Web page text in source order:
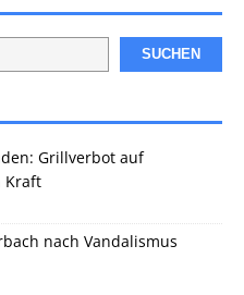
SUCHEN
Grillverbot auf
Kraft
nach Vandalismus